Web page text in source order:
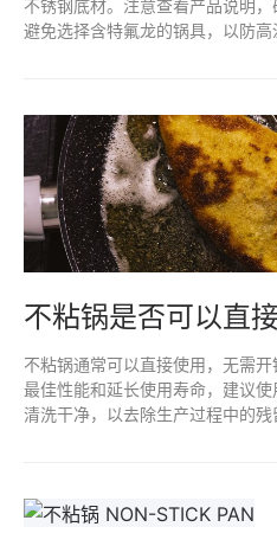
不锈钢底材。注意查看产品说明
避免选择含特氟龙的锅具，以防
不粘锅是否可以直
不粘锅通常可以直接使用，无需
最佳性能和延长使用寿命，建议
清洗干净，以去除生产过程中的